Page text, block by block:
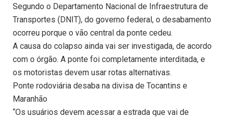
Segundo o Departamento Nacional de Infraestrutura de
Transportes (DNIT), do governo federal, o desabamento
ocorreu porque o vão central da ponte cedeu.
A causa do colapso ainda vai ser investigada, de acordo
com o órgão. A ponte foi completamente interditada, e
os motoristas devem usar rotas alternativas.
Ponte rodoviária desaba na divisa de Tocantins e
Maranhão
“Os usuários devem acessar a estrada que vai de